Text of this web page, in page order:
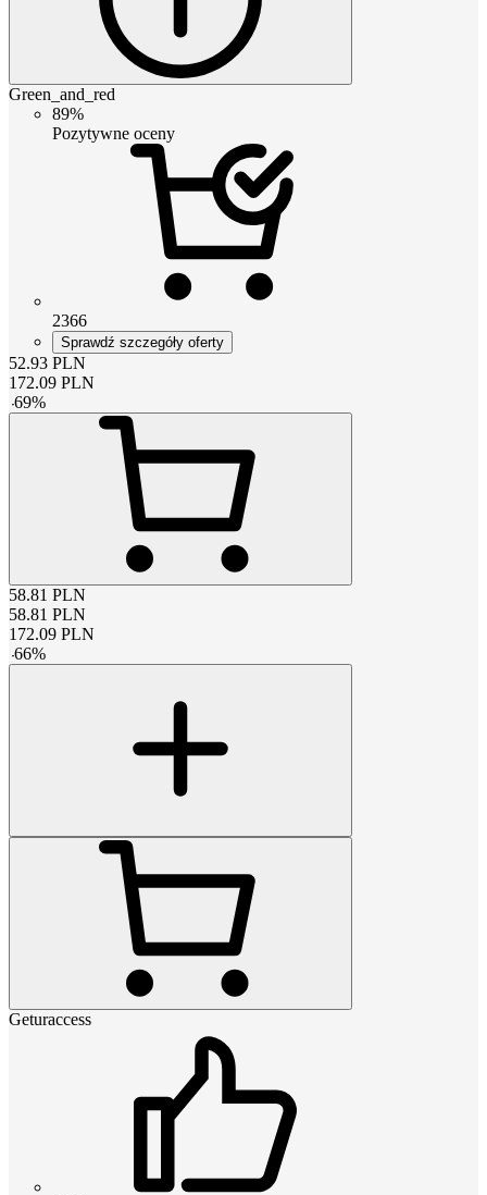
Green_and_red
89%
Pozytywne oceny
2366
Sprawdź szczegóły oferty
52.93 PLN
172.09 PLN
-69%
58.81 PLN
58.81 PLN
172.09 PLN
-66%
Geturaccess